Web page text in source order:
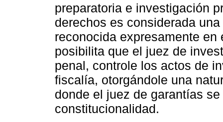
preparatoria e investigación
derechos es considerada
reconocida expresamente
posibilita que el juez de
penal, controle los actos de
fiscalía, otorgándole una
donde el juez de garantías
constitucionalidad.